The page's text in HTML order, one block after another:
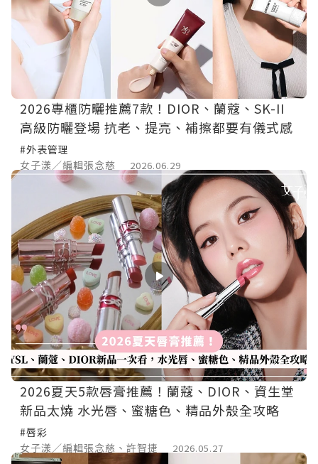
2026專櫃防曬推薦7款！DIOR、蘭蔻、SK-II
高級防曬登場 抗老、提亮、補擦都要有儀式感
#外表管理
女子漾／編輯張念慈
2026.06.29
2026夏天5款唇膏推薦！蘭蔻、DIOR、資生堂
新品太燒 水光唇、蜜糖色、精品外殼全攻略
#唇彩
女子漾／編輯張念慈、許智捷
2026.05.27